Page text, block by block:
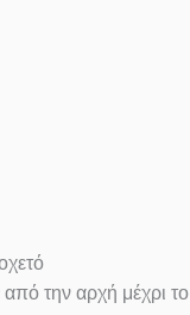
την αρχή μέχρι το